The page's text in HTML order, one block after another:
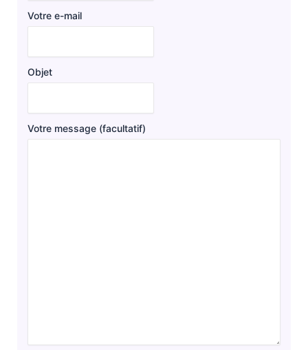
Votre e-mail
Objet
Votre message (facultatif)